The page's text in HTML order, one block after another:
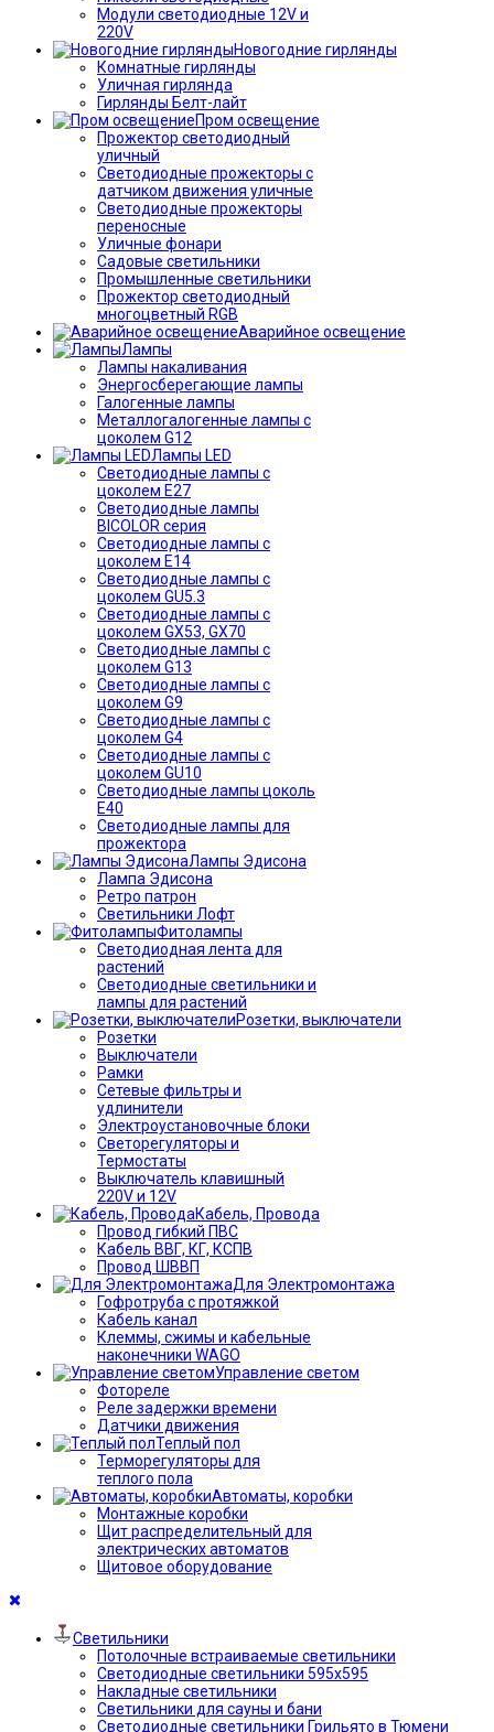
Модули светодиодные 12V и
220V
Новогодние гирлянды
Комнатные гирлянды
Уличная гирлянда
Гирлянды Белт-лайт
Пром освещение
Прожектор светодиодный
уличный
Светодиодные прожекторы с
датчиком движения уличные
Светодиодные прожекторы
переносные
Уличные фонари
Садовые светильники
Промышленные светильники
Прожектор светодиодный
многоцветный RGB
Аварийное освещение
Лампы
Лампы накаливания
Энергосберегающие лампы
Галогенные лампы
Металлогалогенные лампы с
цоколем G12
Лампы LED
Светодиодные лампы с
цоколем E27
Светодиодные лампы
BICOLOR серия
Светодиодные лампы с
цоколем E14
Светодиодные лампы с
цоколем GU5.3
Светодиодные лампы с
цоколем GX53, GX70
Светодиодные лампы с
цоколем G13
Светодиодные лампы с
цоколем G9
Светодиодные лампы с
цоколем G4
Светодиодные лампы с
цоколем GU10
Светодиодные лампы цоколь
Е40
Светодиодные лампы для
прожектора
Лампы Эдисона
Лампа Эдисона
Ретро патрон
Светильники Лофт
Фитолампы
Светодиодная лента для
растений
Светодиодные светильники и
лампы для растений
Розетки, выключатели
Розетки
Выключатели
Рамки
Сетевые фильтры и
удлинители
Электроустановочные блоки
Светорегуляторы и
Термостаты
Выключатель клавишный
220V и 12V
Кабель, Провода
Провод гибкий ПВС
Кабель ВВГ, КГ, КСПВ
Провод ШВВП
Для Электромонтажа
Гофротруба с протяжкой
Кабель канал
Клеммы, сжимы и кабельные
наконечники WAGO
Управление светом
Фотореле
Реле задержки времени
Датчики движения
Теплый пол
Терморегуляторы для
теплого пола
Автоматы, коробки
Монтажные коробки
Щит распределительный для
электрических автоматов
Щитовое оборудование
Светильники
Потолочные встраиваемые светильники
Светодиодные светильники 595х595
Накладные светильники
Светильники для сауны и бани
Светодиодные светильники Грильято в Тюмени